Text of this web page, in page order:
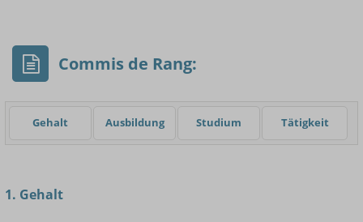
Commis de Rang:
Gehalt Ausbildung Studium Tätigkeit
1. Gehalt